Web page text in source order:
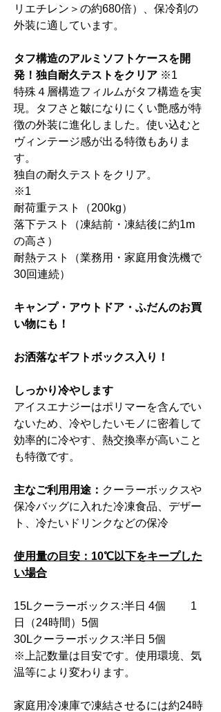
リエチレン＞の約680倍）、保冷剤の
外装に適しています。
タフ構造のアルミソフトケースを開
発！独自耐久テストをクリア ※1
特殊４層構造フィルムがタフ構造を実
現。タフさと皺になりにくい艶感が特
徴の外装に進化しました。使い込むと
ヴィンテージ感が出る特徴もありま
す。
独自の耐久テストをクリア。
※1
耐荷重テスト（200kg）
落下テスト（凍結前・凍結後に約1m
の高さ）
耐熱テスト（業務用・家庭用食洗機で
30回連続）
キャンプ・アウトドア・ふだんのお買
い物にも！
お洒落なギフトボックス入り！
しっかり冷やします
アイスエナジーはポリマーを含んでい
ないため、冷やしたいモノに密着して
効率的に冷やす、熱交換率が高いこと
も特徴です。
主なご利用用途： クーラーボックスや
保冷バッグに入れた冷凍食品、デザー
ト、冷たいドリンクなどの保冷
使用量の目安：10℃以下をキープした
い場合
15Lクーラーボックス:半日 4個 1
日（24時間）5個
30Lクーラーボックス:半日 5個
※上記数量は目安です。使用環境、気
温等により変わります。
家庭用冷凍庫で凍結させるには約24時